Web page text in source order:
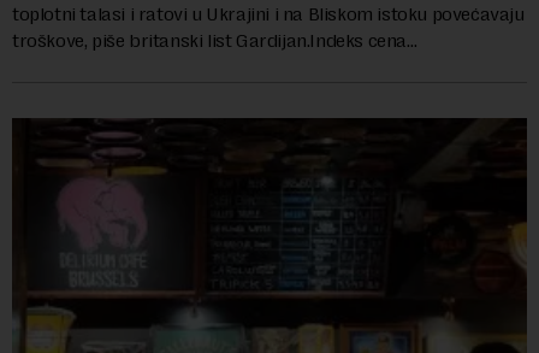
toplotni talasi i ratovi u Ukrajini i na Bliskom istoku povećavaju
troškove, piše britanski list Gardijan.Indeks cena